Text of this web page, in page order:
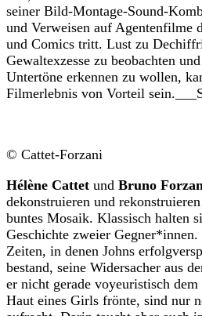
seiner Bild-Montage-Sound-
und Verweisen auf Agentenfilme
und Comics tritt. Lust zu
Gewaltexzesse zu beobachten
Untertöne erkennen zu wollen,
Filmerlebnis von Vorteil
© Cattet-Forzani
Hélène Cattet und Bruno
dekonstruieren und
buntes Mosaik. Klassisch halten
Geschichte zweier Gegner*innen.
Zeiten, in denen Johns
bestand, seine Widersacher aus
er nicht gerade voyeuristisch
Haut eines Girls frönte, sind nur